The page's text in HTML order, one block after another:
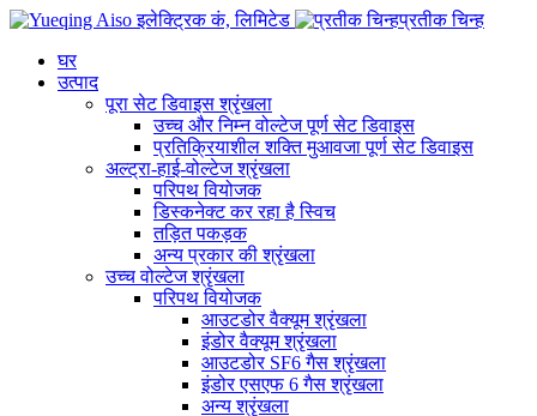
प्रतीक चिन्ह
घर
उत्पाद
पूरा सेट डिवाइस श्रृंखला
उच्च और निम्न वोल्टेज पूर्ण सेट डिवाइस
प्रतिक्रियाशील शक्ति मुआवजा पूर्ण सेट डिवाइस
अल्ट्रा-हाई-वोल्टेज श्रृंखला
परिपथ वियोजक
डिस्कनेक्ट कर रहा है स्विच
तड़ित पकड़क
अन्य प्रकार की श्रृंखला
उच्च वोल्टेज श्रृंखला
परिपथ वियोजक
आउटडोर वैक्यूम श्रृंखला
इंडोर वैक्यूम श्रृंखला
आउटडोर SF6 गैस श्रृंखला
इंडोर एसएफ 6 गैस श्रृंखला
अन्य श्रृंखला